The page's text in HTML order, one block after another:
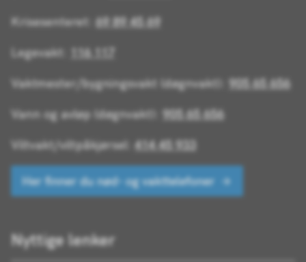
Krisesenteret: 69 89 45 69
Legevakt:
116 117
Vaktmester/bygningsvakt (døgnvakt): 905 65 656
Vann og avløp (døgnvakt): 905 65 656
Viltvakt/viltpåkjørsel: 414 45 933
Her finner du nød- og vakttelefoner
Nyttige lenker